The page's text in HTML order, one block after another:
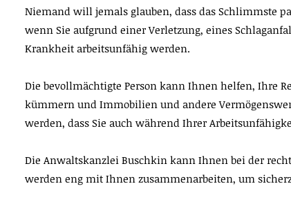
Niemand will jemals glauben, dass das Schlimmste
wenn Sie aufgrund einer Verletzung, eines
Krankheit arbeitsunfähig werden.
Die bevollmächtigte Person kann Ihnen helfen, Ihre
kümmern und Immobilien und andere
werden, dass Sie auch während Ihrer
Die Anwaltskanzlei Buschkin kann Ihnen bei der
werden eng mit Ihnen zusammenarbeiten, um